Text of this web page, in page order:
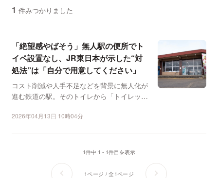
1 件みつかりました
「絶望感やばそう」無人駅の便所でト
イペ設置なし、JR東日本が示した“対
処法”は「自分で用意してください」
コスト削減や人手不足などを背景に無人化が
進む鉄道の駅。そのトイレから「トイレット
2026年04月13日 10時04分
1件中 1 - 1件目を表示
1ページ / 全1ページ